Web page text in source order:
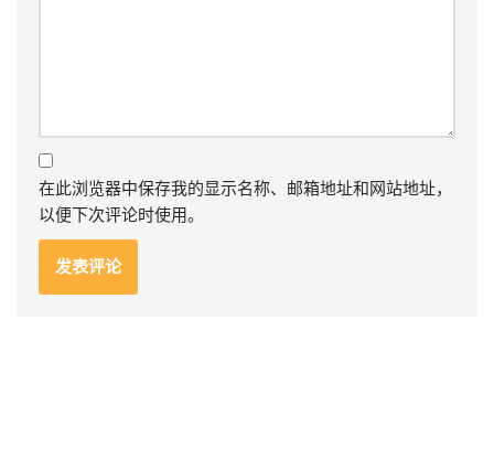
在此浏览器中保存我的显示名称、邮箱地址和网站地址，
以便下次评论时使用。